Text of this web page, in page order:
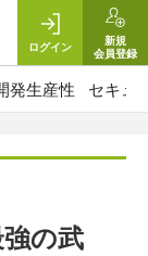
ログイン
新規
会員登録
発生産性 セキュ
の武